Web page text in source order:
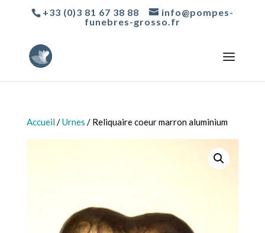
+33 (0)3 81 67 38 88
info@pompes-
funebres-grosso.fr
Accueil/Urnes / Reliquaire coeur marron aluminium